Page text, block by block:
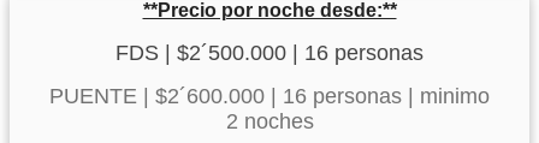
**Precio por noche desde:**
FDS | $2´500.000 | 16 personas
PUENTE | $2´600.000 | 16 personas | minimo
2 noches